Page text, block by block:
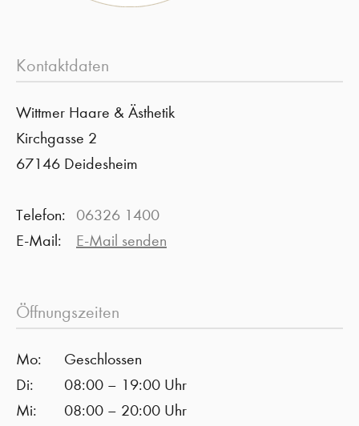
Kontaktdaten
Wittmer Haare & Ästhetik
Kirchgasse 2
67146 Deidesheim
Telefon:
06326 1400
E-Mail:
E-Mail senden
Öffnungszeiten
Mo:
Geschlossen
Di:
08:00 – 19:00 Uhr
Mi:
08:00 – 20:00 Uhr